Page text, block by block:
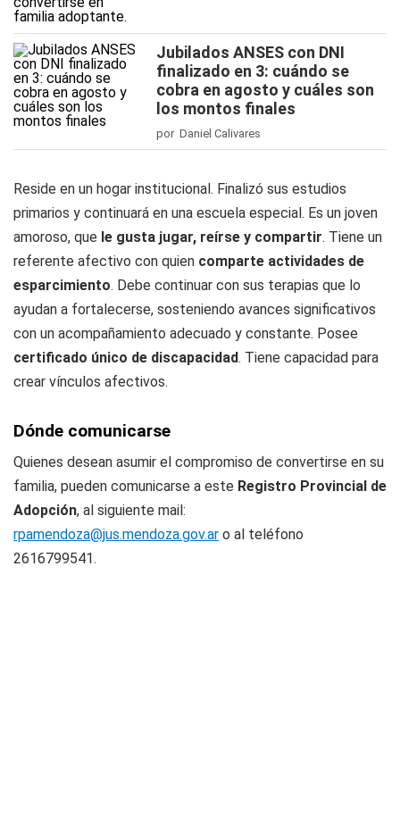
Jubilados ANSES con DNI
finalizado en 3: cuándo se
cobra en agosto y cuáles son
los montos finales
por Daniel Calivares
Reside en un hogar institucional. Finalizó sus estudios
primarios y continuará en una escuela especial. Es un joven
amoroso, que le gusta jugar, reírse y compartir. Tiene un
referente afectivo con quien comparte actividades de
esparcimiento. Debe continuar con sus terapias que lo
ayudan a fortalecerse, sosteniendo avances significativos
con un acompañamiento adecuado y constante. Posee
certificado único de discapacidad. Tiene capacidad para
crear vínculos afectivos.
Dónde comunicarse
Quienes desean asumir el compromiso de convertirse en su
familia, pueden comunicarse a este Registro Provincial de
Adopción, al siguiente mail:
rpamendoza@jus.mendoza.gov.ar o al teléfono
2616799541.